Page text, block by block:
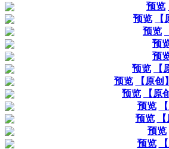
预览
预览
预览
预
预
预览
预览
【原
预览
【原
预览
预览
预览
预览